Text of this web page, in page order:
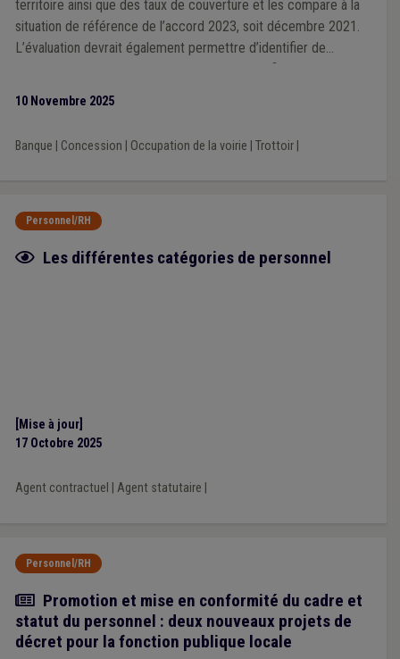
territoire ainsi que des taux de couverture et les compare à la
situation de référence de l’accord 2023, soit décembre 2021.
L’évaluation devrait également permettre d’identifier de
manière objective les zones mal desservies afin de pouvoir
10 Novembre 2025
Banque Concession Occupation de la voirie Trottoir|
Personnel/RH
Fiche focus
Les différentes catégories de personnel
[Mise à jour]
17 Octobre 2025
Agent contractuel Agent statutaire
Personnel/RH
Actualité
Promotion et mise en conformité du cadre et
statut du personnel : deux nouveaux projets de
décret pour la fonction publique locale